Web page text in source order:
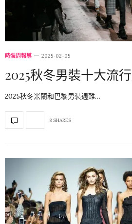
時裝周報導 2025-02-05
2025秋冬男裝十大流
2025秋冬米蘭和巴黎男裝週難…
8 SHARES